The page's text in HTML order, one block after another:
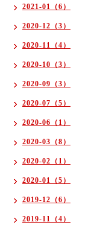
2021-01（6）
2020-12（3）
2020-11（4）
2020-10（3）
2020-09（3）
2020-07（5）
2020-06（1）
2020-03（8）
2020-02（1）
2020-01（5）
2019-12（6）
2019-11（4）